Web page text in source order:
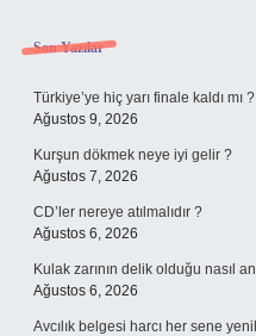
Sidebar
Son Yazılar
Türkiye’ye hiç yarı finale kaldı mı ?
Ağustos 9, 2026
Kurşun dökmek neye iyi gelir ?
Ağustos 7, 2026
CD’ler nereye atılmalıdır ?
Ağustos 6, 2026
Kulak zarının delik olduğu nasıl
Ağustos 6, 2026
Avcılık belgesi harcı her sene